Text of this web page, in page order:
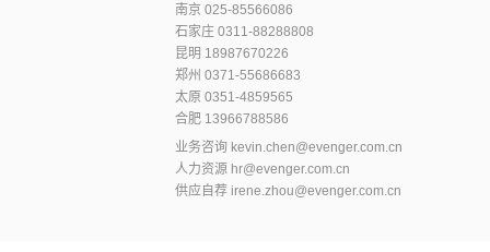
南京 025-85566086
石家庄 0311-88288808
昆明 18987670226
郑州 0371-55686683
太原 0351-4859565
合肥 13966788586
业务咨询kevin.chen@evenger.com.cn
人力资源hr@evenger.com.cn
供应自荐irene.zhou@evenger.com.cn